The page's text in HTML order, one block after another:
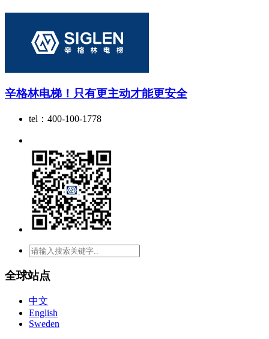
辛格林电梯！只有更主动才能更安全
tel：400-100-1778
全球站点
中文
English
Sweden